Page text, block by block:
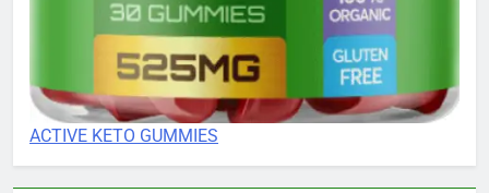
ACTIVE KETO GUMMIES